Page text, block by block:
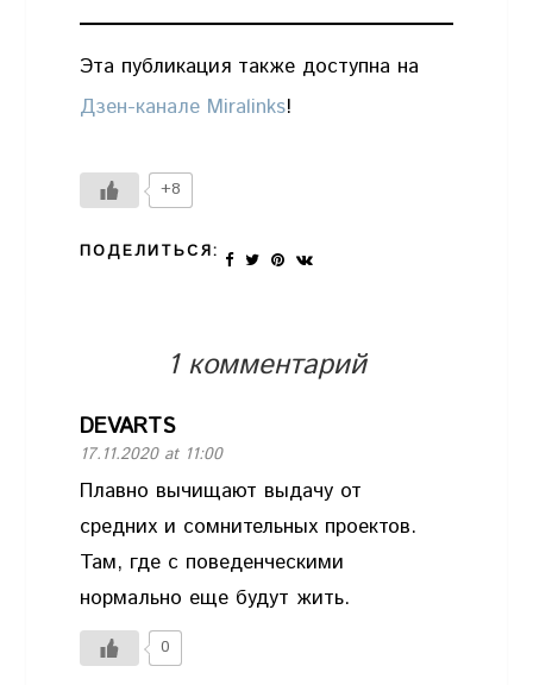
Эта публикация также доступна на
Дзен-канале Miralinks!
+8
ПОДЕЛИТЬСЯ:
1 комментарий
DEVARTS
17.11.2020 at 11:00
Плавно вычищают выдачу от
средних и сомнительных проектов.
Там, где с поведенческими
нормально еще будут жить.
0